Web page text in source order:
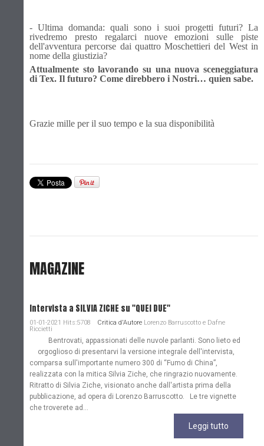
- Ultima domanda: quali sono i suoi progetti futuri? La
rivedremo presto regalarci nuove emozioni sulle piste
dell'avventura percorse dai quattro Moschettieri del West in
nome della giustizia?
Attualmente sto lavorando su una nuova sceneggiatura
di Tex. Il futuro? Come direbbero i Nostri… quien sabe.
Grazie mille per il suo tempo e la sua disponibilità
MAGAZINE
Intervista a SILVIA ZICHE su "QUEI DUE"
01-01-2021 Hits:5708 Critica d'Autore Lorenzo Barruscotto e Dafne
Riccietti
Bentrovati, appassionati delle nuvole parlanti. Sono lieto ed
orgoglioso di presentarvi la versione integrale dell'intervista,
comparsa sull'importante numero 300 di “Fumo di China”,
realizzata con la mitica Silvia Ziche, che ringrazio nuovamente.
Ritratto di Silvia Ziche, visionato anche dall'artista prima della
pubblicazione, ad opera di Lorenzo Barruscotto. Le tre vignette
che troverete ad...
Leggi tutto